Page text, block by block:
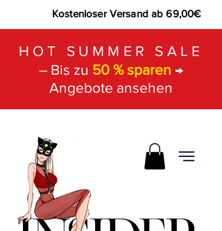
Kostenloser Versand ab 69,00€
HOT SUMMER SALE
– Bis zu 50 % sparen →
Angebote ansehen